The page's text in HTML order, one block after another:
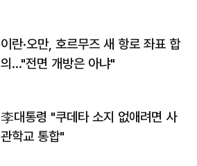
이란·오만, 호르무즈 새 항로 좌표 합
의…"전면 개방은 아냐"
李대통령 "쿠데타 소지 없애려면 사
관학교 통합"